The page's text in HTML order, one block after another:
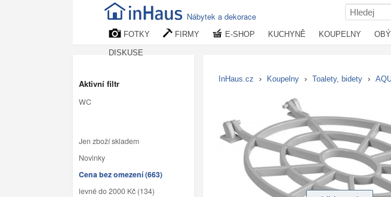
Nábytek a dekorace
FOTKY FIRMY E-SHOP KUCHYNĚ KOUPELNY
DISKUSE
Aktivní filtr
WC
Jen zboží skladem
Novinky
Cena bez omezení (663)
levné do 2000 Kč (134)
InHaus.cz › Koupelny › Toalety, bidety ›